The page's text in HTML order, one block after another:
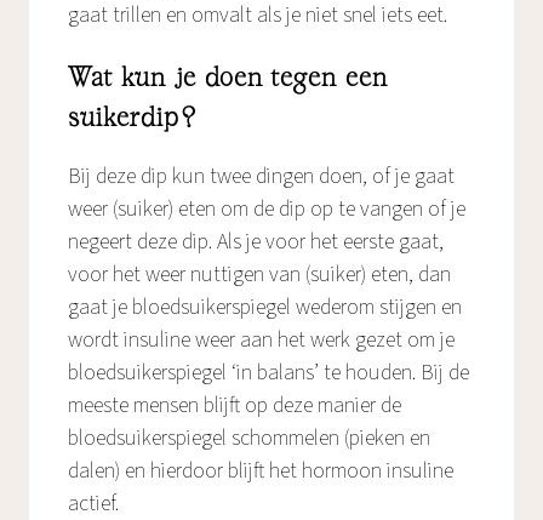
gaat trillen en omvalt als je niet snel iets eet.
Wat kun je doen tegen een
suikerdip?
Bij deze dip kun twee dingen doen, of je gaat
weer (suiker) eten om de dip op te vangen of je
negeert deze dip. Als je voor het eerste gaat,
voor het weer nuttigen van (suiker) eten, dan
gaat je bloedsuikerspiegel wederom stijgen en
wordt insuline weer aan het werk gezet om je
bloedsuikerspiegel ‘in balans’ te houden. Bij de
meeste mensen blijft op deze manier de
bloedsuikerspiegel schommelen (pieken en
dalen) en hierdoor blijft het hormoon insuline
actief.